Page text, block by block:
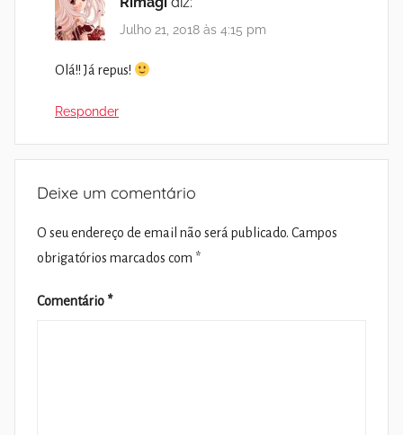
Julho 21, 2018 às 4:15 pm
Olá!! Já repus!
Responder
Deixe um comentário
O seu endereço de email não será publicado. Campos
obrigatórios marcados com *
Comentário *